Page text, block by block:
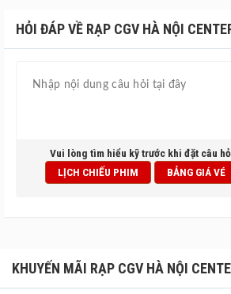
HỎI ĐÁP VỀ RẠP CGV HÀ NỘI
Vui lòng tìm hiểu kỹ trước khi đặt câu
LỊCH CHIẾU PHIM
BẢNG GIÁ VÉ
KHUYẾN MÃI RẠP CGV HÀ NỘI